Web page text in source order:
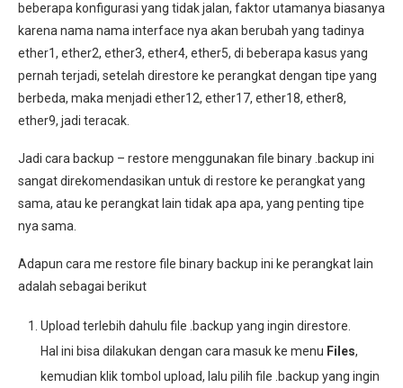
beberapa konfigurasi yang tidak jalan, faktor utamanya biasanya
karena nama nama interface nya akan berubah yang tadinya
ether1, ether2, ether3, ether4, ether5, di beberapa kasus yang
pernah terjadi, setelah direstore ke perangkat dengan tipe yang
berbeda, maka menjadi ether12, ether17, ether18, ether8,
ether9, jadi teracak.
Jadi cara backup – restore menggunakan file binary .backup ini
sangat direkomendasikan untuk di restore ke perangkat yang
sama, atau ke perangkat lain tidak apa apa, yang penting tipe
nya sama.
Adapun cara me restore file binary backup ini ke perangkat lain
adalah sebagai berikut
Upload terlebih dahulu file .backup yang ingin direstore.
Hal ini bisa dilakukan dengan cara masuk ke menu Files,
kemudian klik tombol upload, lalu pilih file .backup yang ingin